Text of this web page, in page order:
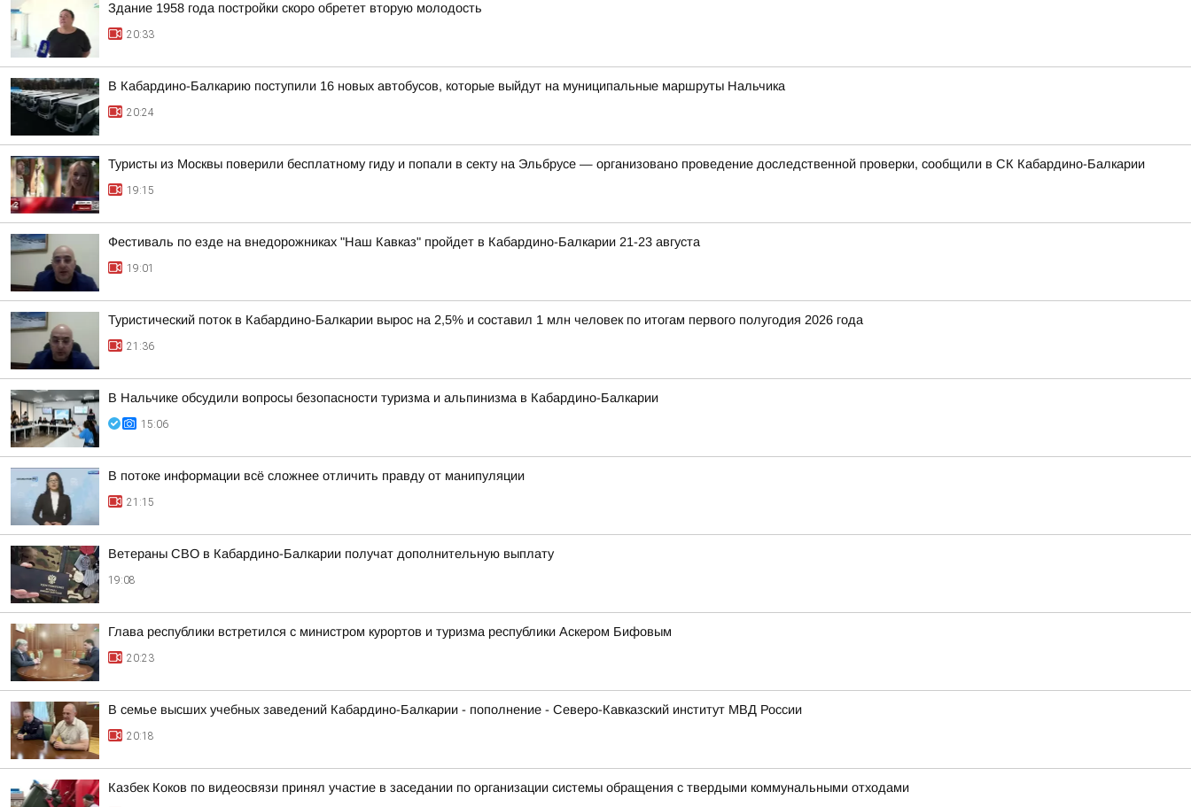
Здание 1958 года постройки скоро обретет вторую молодость
20:33
В Кабардино-Балкарию поступили 16 новых автобусов, которые выйдут на муниципальные маршруты Нальчика
20:24
Туристы из Москвы поверили бесплатному гиду и попали в секту на Эльбрусе — организовано проведение доследственной проверки, сообщили в СК Кабардино-Балкарии
19:15
Фестиваль по езде на внедорожниках "Наш Кавказ" пройдет в Кабардино-Балкарии 21-23 августа
19:01
Туристический поток в Кабардино-Балкарии вырос на 2,5% и составил 1 млн человек по итогам первого полугодия 2026 года
21:36
В Нальчике обсудили вопросы безопасности туризма и альпинизма в Кабардино-Балкарии
15:06
В потоке информации всё сложнее отличить правду от манипуляции
21:15
Ветераны СВО в Кабардино-Балкарии получат дополнительную выплату
19:08
Глава республики встретился с министром курортов и туризма республики Аскером Бифовым
20:23
В семье высших учебных заведений Кабардино-Балкарии - пополнение - Северо-Кавказский институт МВД России
20:18
Казбек Коков по видеосвязи принял участие в заседании по организации системы обращения с твердыми коммунальными отходами